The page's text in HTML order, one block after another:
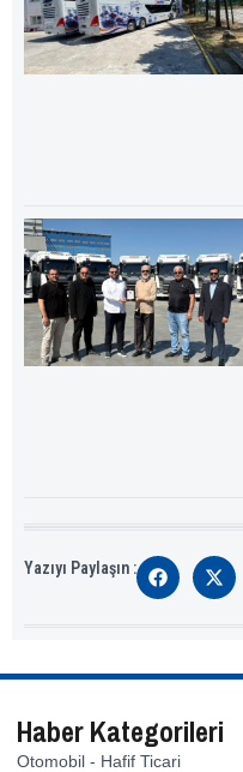
Yazıyı Paylaşın :
Haber Kategorileri
Otomobil - Hafif Ticari